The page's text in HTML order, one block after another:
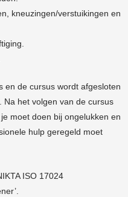
kneuzingen/verstuikingen en
en de cursus wordt afgesloten
Na het volgen van de cursus
moet doen bij ongelukken en
hulp geregeld moet
ISO 17024